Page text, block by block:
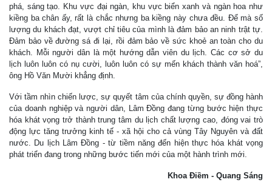
phá, sáng tạo. Khu vực đại ngàn, khu vực biển xanh và ngàn hoa như
kiềng ba chân ấy, rất là chắc nhưng ba kiềng này chưa đều. Để mà số
lượng du khách đạt, vượt chỉ tiêu của mình là đảm bảo an ninh trật tự.
Đảm bảo về đường sá đi lại, rồi đảm bảo về sức khoẻ an toàn cho du
khách. Mỗi người dân là một hướng dẫn viên du lịch. Các cơ sở du
lịch luôn luôn có nụ cười, luôn luôn có sự mến khách thành văn hoá”,
ông Hồ Văn Mười khẳng định.
Với tầm nhìn chiến lược, sự quyết tâm của chính quyền, sự đồng hành
của doanh nghiệp và người dân, Lâm Đồng đang từng bước hiện thực
hóa khát vọng trở thành trung tâm du lịch chất lượng cao, đóng vai trò
động lực tăng trưởng kinh tế - xã hội cho cả vùng Tây Nguyên và đất
nước. Du lịch Lâm Đồng - từ tiềm năng đến hiện thực hóa khát vọng
phát triển đang trong những bước tiến mới của một hành trình mới.
Khoa Điềm - Quang Sáng